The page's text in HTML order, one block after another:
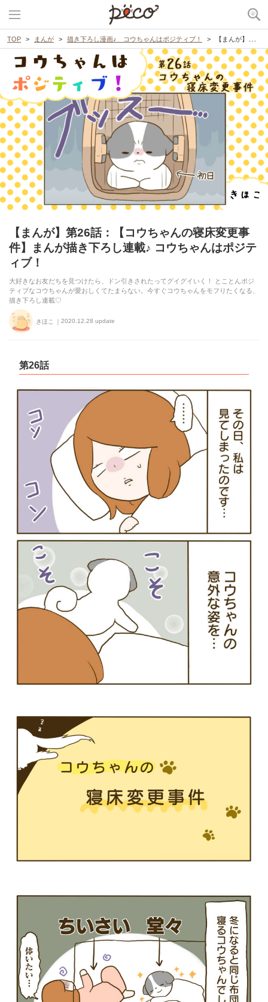
TOP まんが 描き下ろし漫画♪ コウちゃんはポジティブ！ 【まんが】第26話：【コウちゃんの寝床変更事件】まんが描き下ろし連載♪ コウちゃんはポジティブ！
【まんが】第26話：【コウちゃんの寝床変更事
件】まんが描き下ろし連載♪ コウちゃんはポジテ
ィブ！
大好きなお友だちを見つけたら、ドン引きされたってグイグイいく！ とことんポジ
ティブなコウちゃんが愛おしくてたまらない。今すぐコウちゃんをモフりたくなる、
描き下ろし連載♡
きほこ 2020.12.28 update
第26話